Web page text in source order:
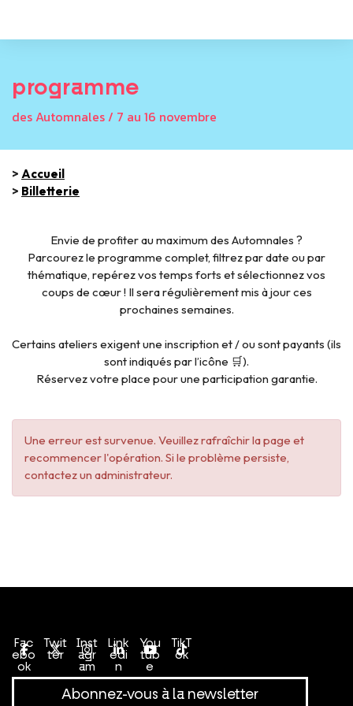
programme
des Automnales / 7 au 16 novembre
> Accueil
> Billetterie
Envie de profiter au maximum des Automnales ?
Parcourez le programme complet, filtrez par date ou par
thématique, repérez vos temps forts et sélectionnez vos
coups de cœur ! Il sera régulièrement mis à jour ces
prochaines semaines.
Certains ateliers exigent une inscription et / ou sont payants (ils
sont indiqués par l’icône 🛒).
Réservez votre place pour une participation garantie.
Une erreur est survenue. Veuillez rafraîchir la page et
recommencer l'opération. Si le problème persiste,
contactez un administrateur.
Fac
ebo
ok
Twit
ter
Inst
agr
am
Link
edi
n
You
tub
e
TikT
ok
Abonnez-vous à la newsletter